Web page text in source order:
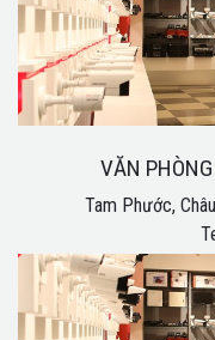
VĂN
Tam Phước,